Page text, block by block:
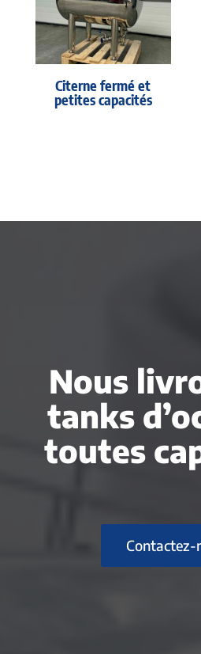
Citerne fermé et
petites capacités
Nous
tanks
toutes
Contactez-